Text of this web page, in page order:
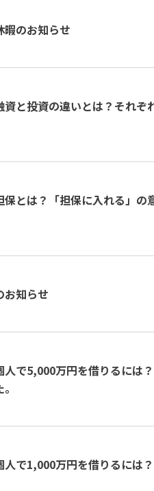
暇のお知らせ
資と投資の違いとは？それ
保とは？「担保に入れる」
お知らせ
人で5,000万円を借りるには
人で1,000万円を借りるには